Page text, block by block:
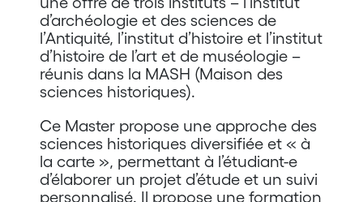
d’archéologie et des sciences de
l’Antiquité, l’institut d’histoire et l’institut
d’histoire de l’art et de muséologie –
réunis dans la MASH (Maison des
sciences historiques).
Ce Master propose une approche des
sciences historiques diversifiée et « à
la carte », permettant à l’étudiant-e
d’élaborer un projet d’étude et un suivi
personnalisé. Il propose une formation